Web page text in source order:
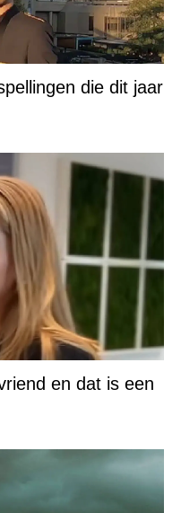
die dit jaar
en dat is een